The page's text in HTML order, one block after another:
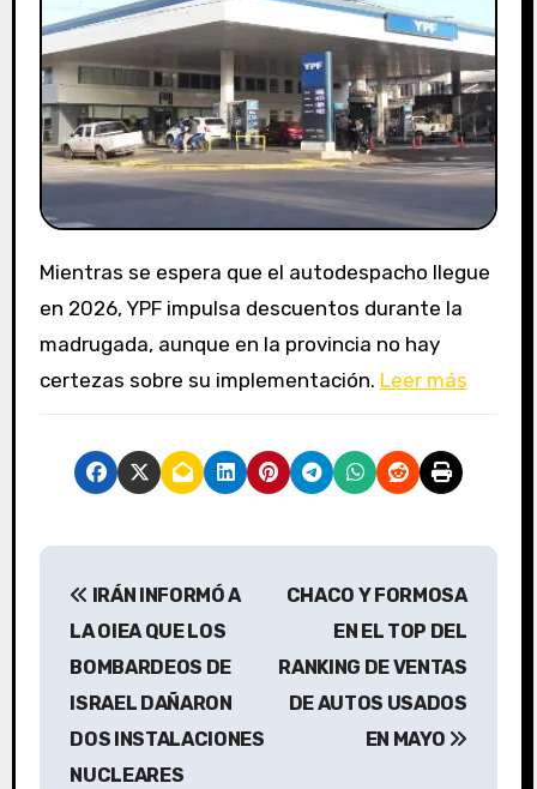
Mientras se espera que el autodespacho llegue
en 2026, YPF impulsa descuentos durante la
madrugada, aunque en la provincia no hay
certezas sobre su implementación. Leer más
N
IRÁN INFORMÓ A
LA OIEA QUE LOS
BOMBARDEOS DE
ISRAEL DAÑARON
DOS INSTALACIONES
NUCLEARES
CHACO Y FORMOSA
EN EL TOP DEL
RANKING DE VENTAS
DE AUTOS USADOS
EN MAYO